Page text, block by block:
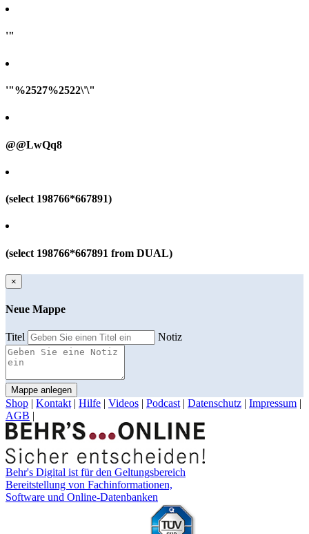
'"
'"%2527%2522\'\"
@@LwQq8
(select 198766*667891)
(select 198766*667891 from DUAL)
×
Neue Mappe
Titel Notiz
Mappe anlegen
Shop | Kontakt | Hilfe | Videos | Podcast | Datenschutz | Impressum |
AGB |
Behr's Digital ist für den Geltungsbereich
Bereitstellung von Fachinformationen,
Software und Online-Datenbanken